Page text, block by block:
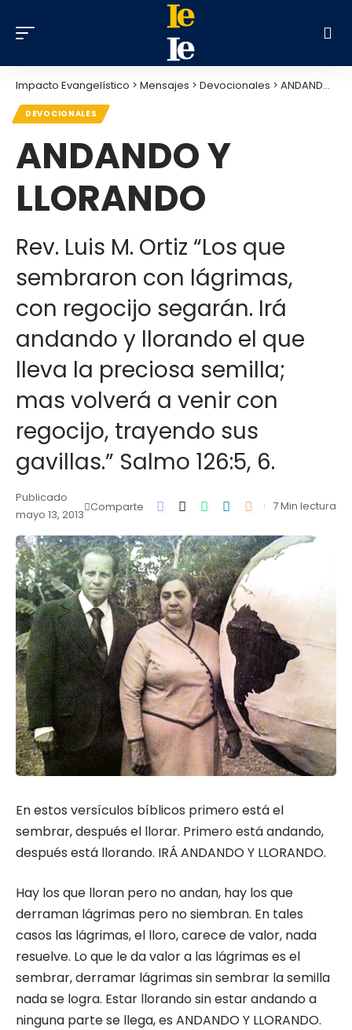
Impacto Evangelístico > Mensajes > Devocionales > ANDANDO Y LLORANDO
DEVOCIONALES
ANDANDO Y
LLORANDO
Rev. Luis M. Ortiz “Los que
sembraron con lágrimas,
con regocijo segarán. Irá
andando y llorando el que
lleva la preciosa semilla;
mas volverá a venir con
regocijo, trayendo sus
gavillas.” Salmo 126:5, 6.
Publicado
mayo 13, 2013
Comparte 7 Min lectura
En estos versículos bíblicos primero está el
sembrar, después el llorar. Primero está andando,
después está lloran­do. IRÁ ANDANDO Y LLORANDO.
Hay los que lloran pero no andan, hay los que
derraman lágrimas pero no siem­bran. En tales
casos las lágrimas, el lloro, carece de valor, nada
resuelve. Lo que le da valor a las lágrimas es el
sembrar, derra­mar lágrimas sin sembrar la semilla
nada se logra. Estar llorando sin estar andando a
ninguna parte se llega, es ANDANDO Y LLORANDO.